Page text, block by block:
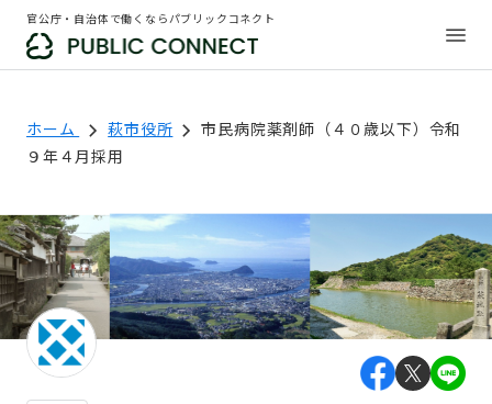
官公庁・自治体で働くならパブリックコネクト
ホーム 萩市役所
市民病院薬剤師（４０歳以下）令和
９年４月採用